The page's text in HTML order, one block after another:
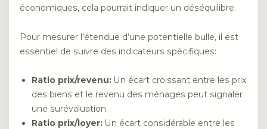
économiques, cela pourrait indiquer un déséquilibre.
Pour mesurer l’étendue d’une potentielle bulle, il est
essentiel de suivre des indicateurs spécifiques:
Ratio prix/revenu: Un écart croissant entre les prix
des biens et le revenu des ménages peut signaler
une surévaluation.
Ratio prix/loyer: Un écart considérable entre les